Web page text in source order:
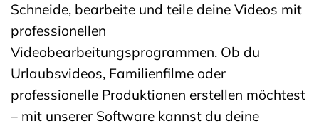
Schneide, bearbeite und teile deine Videos mit
professionellen
Videobearbeitungsprogrammen. Ob du
Urlaubsvideos, Familienfilme oder
professionelle Produktionen erstellen möchtest
– mit unserer Software kannst du deine